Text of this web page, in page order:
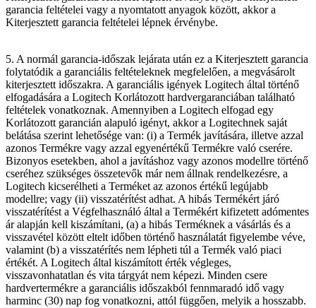
garancia feltételei vagy a nyomtatott anyagok között, akkor a
Kiterjesztett garancia feltételei lépnek érvénybe.
5. A normál garancia-időszak lejárata után ez a Kiterjesztett garancia
folytatódik a garanciális feltételeknek megfelelően, a megvásárolt
kiterjesztett időszakra. A garanciális igények Logitech által történő
elfogadására a Logitech Korlátozott hardvergaranciában található
feltételek vonatkoznak. Amennyiben a Logitech elfogad egy
Korlátozott garancián alapuló igényt, akkor a Logitechnek saját
belátása szerint lehetősége van: (i) a Termék javítására, illetve azzal
azonos Termékre vagy azzal egyenértékű Termékre való cserére.
Bizonyos esetekben, ahol a javításhoz vagy azonos modellre történő
cseréhez szükséges összetevők már nem állnak rendelkezésre, a
Logitech kicserélheti a Terméket az azonos értékű legújabb
modellre; vagy (ii) visszatérítést adhat. A hibás Termékért járó
visszatérítést a Végfelhasználó által a Termékért kifizetett adómentes
ár alapján kell kiszámítani, (a) a hibás Terméknek a vásárlás és a
visszavétel között eltelt időben történő használatát figyelembe véve,
valamint (b) a visszatérítés nem lépheti túl a Termék való piaci
értékét. A Logitech által kiszámított érték végleges,
visszavonhatatlan és vita tárgyát nem képezi. Minden csere
hardvertermékre a garanciális időszakból fennmaradó idő vagy
harminc (30) nap fog vonatkozni, attól függően, melyik a hosszabb.